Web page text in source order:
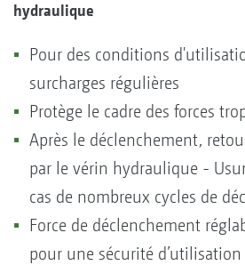
hydraulique
Pour des conditions
surcharges régulières
Protège le cadre des forces
Après le déclenchement,
par le vérin hydraulique -
cas de nombreux cycles de
Force de déclenchement
pour une sécurité d’utilisation